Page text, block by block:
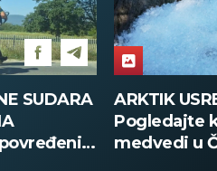
SUDARA
ARKTIK
Pogledajte
medvedi u